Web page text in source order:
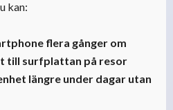
kan:
flera gånger om
till surfplattan på resor
längre under dagar utan